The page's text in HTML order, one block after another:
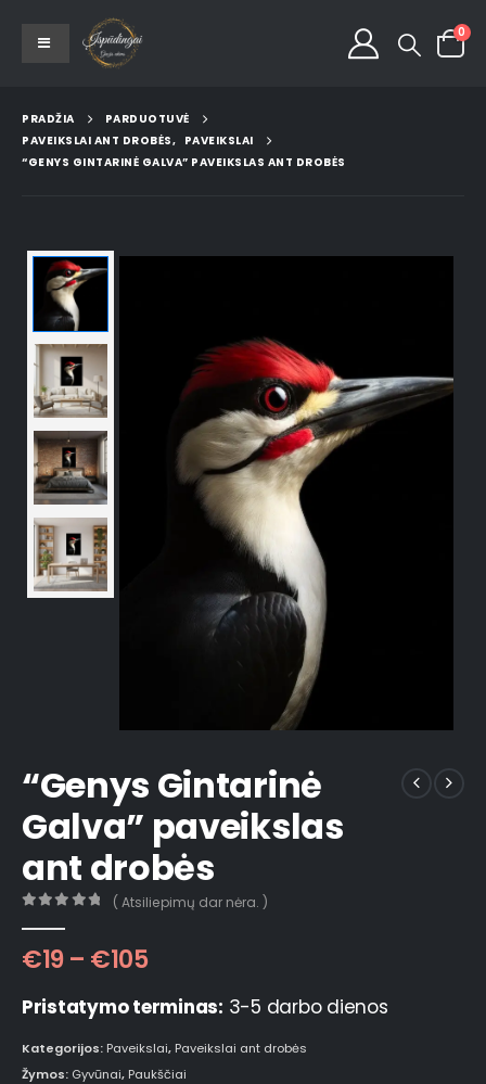
0
PRADŽIA
PARDUOTUVĖ
PAVEIKSLAI ANT DROBĖS, PAVEIKSLAI
“GENYS GINTARINĖ GALVA” PAVEIKSLAS ANT DROBĖS
“Genys Gintarinė
Galva” paveikslas
ant drobės
( Atsiliepimų dar nėra. )
€19 – €105
Pristatymo terminas: 3-5 darbo dienos
Kategorijos: Paveikslai, Paveikslai ant drobės
Žymos: Gyvūnai, Paukščiai